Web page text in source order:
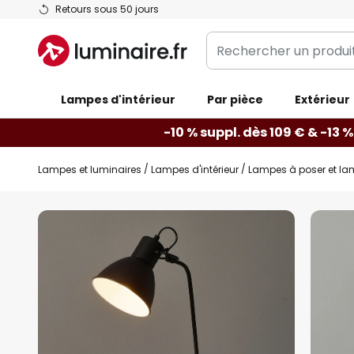
Retours sous 50 jours
Allez
contenu
Rechercher
un
catégorie...
Lampes d'intérieur Par pièce Extérieur
-10 % suppl. dès 109 € & -13
Lampes et luminaires Lampes d'intérieur Lampes à poser et
Skip